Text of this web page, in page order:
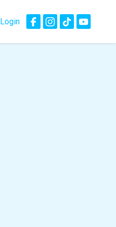
Login